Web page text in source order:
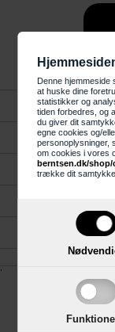
Denne
at huske dine
statistikker og
tiden forbedres, og
du giver dit
egne cookies og/
personoplysninger,
om cookies i vores
berntsen.dk/shop/
trække dit samtykke
.